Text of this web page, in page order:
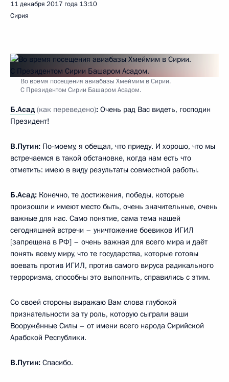
11 декабря 2017 года 13:10
Сирия
Во время посещения авиабазы Хмеймим в Сирии.
С Президентом Сирии Башаром Асадом.
Б.Асад (как переведено): Очень рад Вас видеть, господин
Президент!
В.Путин: По-моему, я обещал, что приеду. И хорошо, что мы
встречаемся в такой обстановке, когда нам есть что
отметить: имею в виду результаты совместной работы.
Б.Асад: Конечно, те достижения, победы, которые
произошли и имеют место быть, очень значительные, очень
важные для нас. Само понятие, сама тема нашей
сегодняшней встречи – уничтожение боевиков ИГИЛ
[запрещена в РФ] – очень важная для всего мира и даёт
понять всему миру, что те государства, которые готовы
воевать против ИГИЛ, против самого вируса радикального
терроризма, способны это выполнить, справились с этим.
Со своей стороны выражаю Вам слова глубокой
признательности за ту роль, которую сыграли ваши
Вооружённые Силы – от имени всего народа Сирийской
Арабской Республики.
В.Путин: Спасибо.